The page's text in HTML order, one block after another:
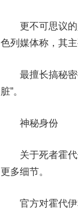
更不可思议
色列媒体称，其
最擅长搞秘
脏”。
神秘身份
关于死者霍代伊
更多细节。
官方对霍代伊